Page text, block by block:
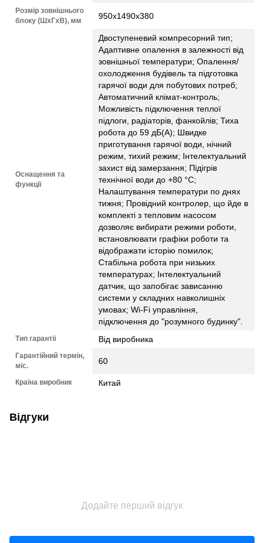
Розмір зовнішнього
блоку (ШхГхВ), мм
950х1490х380
Оснащення та
функції
Двоступеневий компресорний тип;
Адаптивне опалення в залежності від
зовнішньої температури; Опалення/
охолодження будівель та підготовка
гарячої води для побутових потреб;
Автоматичний клімат-контроль;
Можливість підключення теплої
підлоги, радіаторів, фанкойлів; Тиха
робота до 59 дБ(А); Швидке
приготування гарячої води, нічний
режим, тихий режим; Інтелектуальний
захист від замерзання; Підігрів
технічної води до +80 °С;
Налаштування температури по днях
тижня; Провідний контролер, що йде в
комплекті з тепловим насосом
дозволяє вибирати режими роботи,
встановлювати графіки роботи та
відображати історію помилок;
Стабільна робота при низьких
температурах; Інтелектуальний
датчик, що запобігає зависанню
системи у складних навколишніх
умовах; Wi-Fi управління,
підключення до "розумного будинку".
Тип гарантії Від виробника
Гарантійний термін,
міс.
60
Країна виробник Китай
Відгуки
Додайте перший відгук